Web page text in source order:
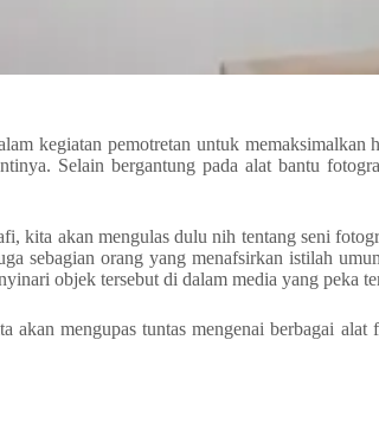
kegiatan pemotretan untuk
Selain bergantung pada alat bantu
kita akan mengulas dulu nih tentang seni
sebagian orang yang menafsirkan istilah
objek tersebut di dalam media yang peka
akan mengupas tuntas mengenai berbagai